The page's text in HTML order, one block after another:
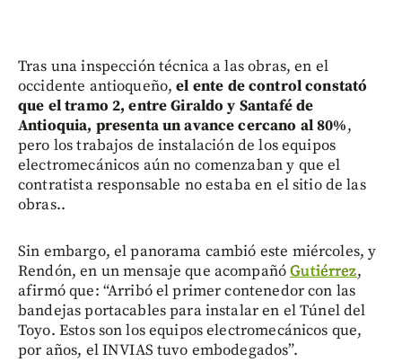
Tras una inspección técnica a las obras, en el
occidente antioqueño,el ente de control constató
que el tramo 2, entre Giraldo y Santafé de
Antioquia, presenta un avance cercano al 80%,
pero los trabajos de instalación de los equipos
electromecánicos aún no comenzaban y que el
contratista responsable no estaba en el sitio de las
obras..
Sin embargo, el panorama cambió este miércoles, y
Rendón, en un mensaje que acompañóGutiérrez,
afirmó que: “Arribó el primer contenedor con las
bandejas portacables para instalar en el Túnel del
Toyo. Estos son los equipos electromecánicos que,
por años, el INVIAS tuvo embodegados”.